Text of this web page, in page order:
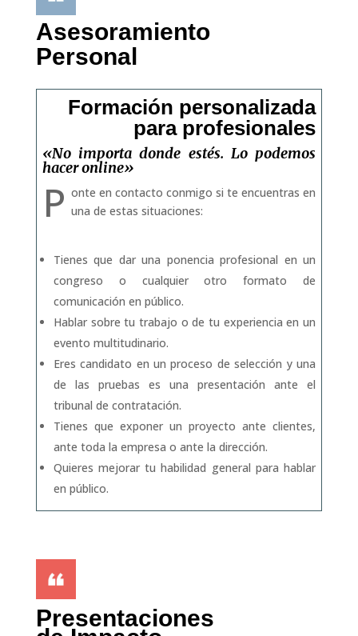
Asesoramiento
Personal
Formación personalizada
para profesionales
«No importa donde estés. Lo podemos
hacer online»
P onte en contacto conmigo si te encuentras en
una de estas situaciones:
Tienes que dar una ponencia profesional en un
congreso o cualquier otro formato de
comunicación en público.
Hablar sobre tu trabajo o de tu experiencia en un
evento multitudinario.
Eres candidato en un proceso de selección y una
de las pruebas es una presentación ante el
tribunal de contratación.
Tienes que exponer un proyecto ante clientes,
ante toda la empresa o ante la dirección.
Quieres mejorar tu habilidad general para hablar
en público.
Presentaciones